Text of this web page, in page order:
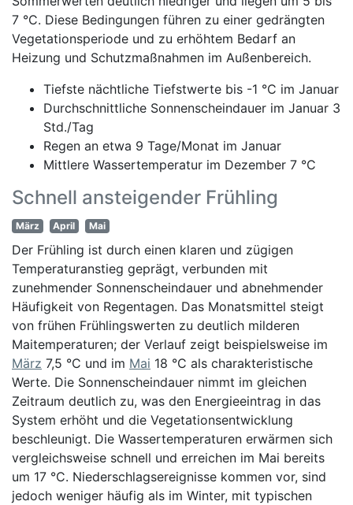
7 °C. Diese Bedingungen führen zu einer gedrängten
Vegetationsperiode und zu erhöhtem Bedarf an
Heizung und Schutzmaßnahmen im Außenbereich.
Tiefste nächtliche Tiefstwerte bis -1 °C im Januar
Durchschnittliche Sonnenscheindauer im Januar 3
Std./Tag
Regen an etwa 9 Tage/Monat im Januar
Mittlere Wassertemperatur im Dezember 7 °C
Schnell ansteigender Frühling
März April Mai
Der Frühling ist durch einen klaren und zügigen
Temperaturanstieg geprägt, verbunden mit
zunehmender Sonnenscheindauer und abnehmender
Häufigkeit von Regentagen. Das Monatsmittel steigt
von frühen Frühlingswerten zu deutlich milderen
Maitemperaturen; der Verlauf zeigt beispielsweise im
März 7,5 °C und im Mai 18 °C als charakteristische
Werte. Die Sonnenscheindauer nimmt im gleichen
Zeitraum deutlich zu, was den Energieeintrag in das
System erhöht und die Vegetationsentwicklung
beschleunigt. Die Wassertemperaturen erwärmen sich
vergleichsweise schnell und erreichen im Mai bereits
um 17 °C. Niederschlagsereignisse kommen vor, sind
jedoch weniger häufig als im Winter, mit typischen